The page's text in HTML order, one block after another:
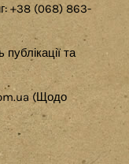
+38 (068) 863-
та
(Щодо